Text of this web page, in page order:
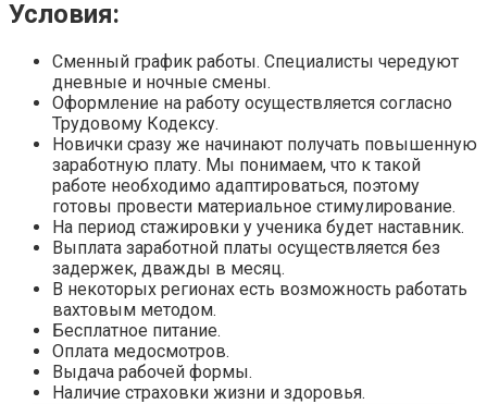
Условия:
Сменный график работы. Специалисты чередуют
дневные и ночные смены.
Оформление на работу осуществляется согласно
Трудовому Кодексу.
Новички сразу же начинают получать повышенную
заработную плату. Мы понимаем, что к такой
работе необходимо адаптироваться, поэтому
готовы провести материальное стимулирование.
На период стажировки у ученика будет наставник.
Выплата заработной платы осуществляется без
задержек, дважды в месяц.
В некоторых регионах есть возможность работать
вахтовым методом.
Бесплатное питание.
Оплата медосмотров.
Выдача рабочей формы.
Наличие страховки жизни и здоровья.